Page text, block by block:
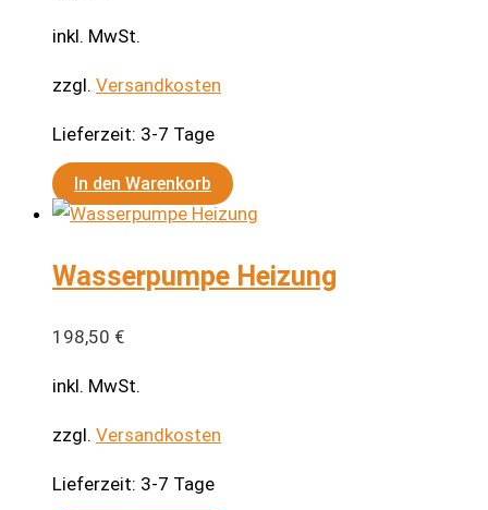
inkl. MwSt.
zzgl. Versandkosten
Lieferzeit: 3-7 Tage
In den Warenkorb
Wasserpumpe Heizung
198,50 €
inkl. MwSt.
zzgl. Versandkosten
Lieferzeit: 3-7 Tage